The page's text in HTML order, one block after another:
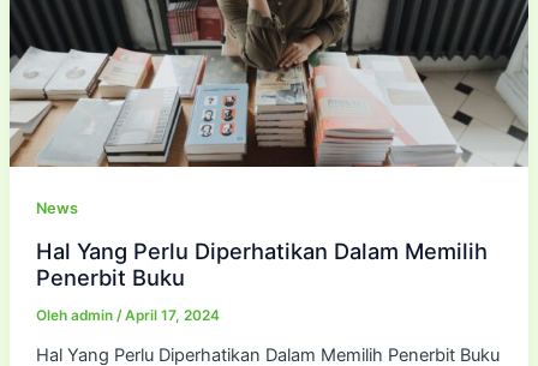
News
Hal Yang Perlu Diperhatikan Dalam Memilih
Penerbit Buku
Oleh admin /April 17, 2024
Hal Yang Perlu Diperhatikan Dalam Memilih Penerbit Buku